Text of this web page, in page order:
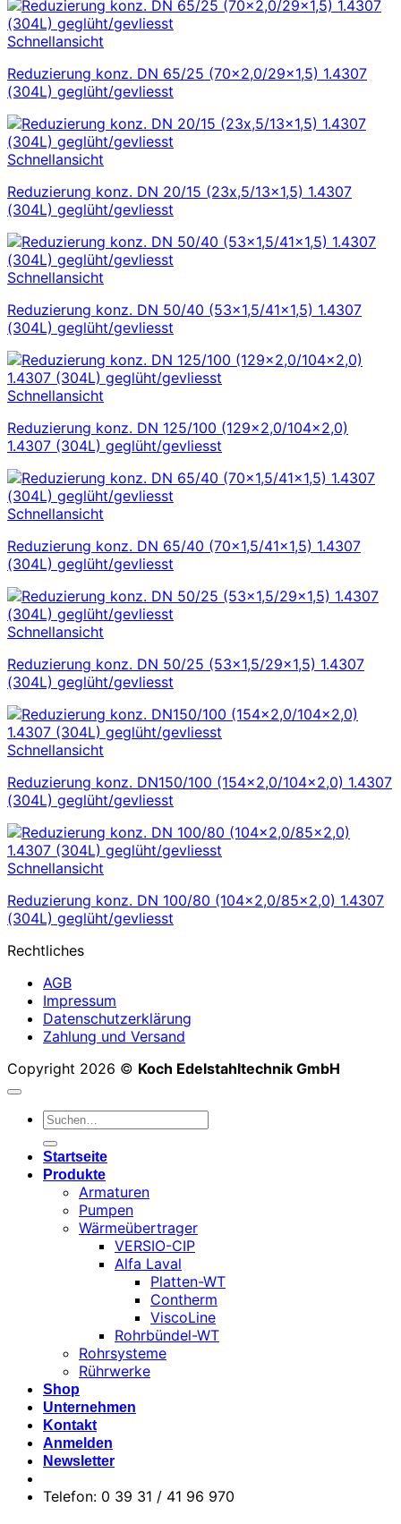
Schnellansicht
Reduzierung konz. DN 65/25 (70×2,0/29×1,5) 1.4307
(304L) geglüht/gevliesst
Schnellansicht
Reduzierung konz. DN 20/15 (23x,5/13×1,5) 1.4307
(304L) geglüht/gevliesst
Schnellansicht
Reduzierung konz. DN 50/40 (53×1,5/41×1,5) 1.4307
(304L) geglüht/gevliesst
Schnellansicht
Reduzierung konz. DN 125/100 (129×2,0/104×2,0)
1.4307 (304L) geglüht/gevliesst
Schnellansicht
Reduzierung konz. DN 65/40 (70×1,5/41×1,5) 1.4307
(304L) geglüht/gevliesst
Schnellansicht
Reduzierung konz. DN 50/25 (53×1,5/29×1,5) 1.4307
(304L) geglüht/gevliesst
Schnellansicht
Reduzierung konz. DN150/100 (154×2,0/104×2,0) 1.4307
(304L) geglüht/gevliesst
Schnellansicht
Reduzierung konz. DN 100/80 (104×2,0/85×2,0) 1.4307
(304L) geglüht/gevliesst
Rechtliches
AGB
Impressum
Datenschutzerklärung
Zahlung und Versand
Copyright 2026 © Koch Edelstahltechnik GmbH
Suchen
Startseite
Produkte
Armaturen
Pumpen
Wärmeübertrager
VERSIO-CIP
Alfa Laval
Platten-WT
Contherm
ViscoLine
Rohrbündel-WT
Rohrsysteme
Rührwerke
Shop
Unternehmen
Kontakt
Anmelden
Newsletter
Telefon: 0 39 31 / 41 96 970